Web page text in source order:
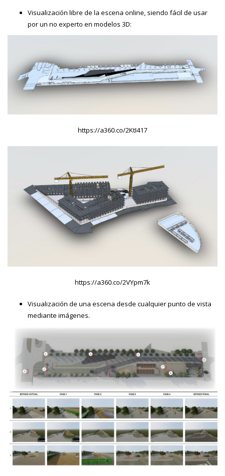
Visualización libre de la escena online, siendo fácil de usar
por un no experto en modelos 3D:
https://a360.co/2KtI417
https://a360.co/2VYpm7k
Visualización de una escena desde cualquier punto de vista
mediante imágenes.